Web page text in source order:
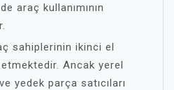
araç kullanımının
sahiplerinin ikinci el
Ancak yerel
yedek parça satıcıları